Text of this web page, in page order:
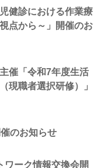
健診における作業療
点から～」開催のお
催「令和7年度生活
現職者選択研修）」
のお知らせ
ーク情報交換会開